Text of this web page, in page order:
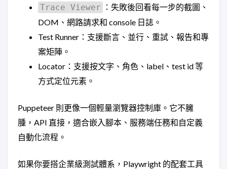
Trace Viewer
：失敗後回看每一步的截圖、
DOM、網路請求和 console 日誌。
Test Runner：支援斷言、並行、重試、報告和專
案矩陣。
Locator：支援按文字、角色、label、test id 等
方式定位元素。
Puppeteer 則更像一個輕量瀏覽器控制庫。它不臃
腫，API 直接，適合嵌入腳本、服務端任務和自定義
自動化流程。
如果你要搭企業級測試體系，Playwright 的配套工具